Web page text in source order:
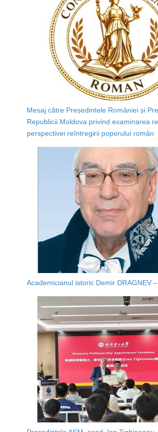
Mesaj către Președintele României și
Republicii Moldova privind examinarea
perspectivei reîntregirii poporului român
Academicianul istoric Demir DRAGNEV